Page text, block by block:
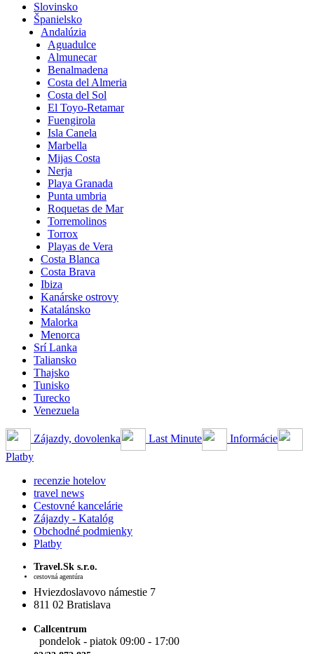
Slovinsko
Španielsko
Andalúzia
Aguadulce
Almunecar
Benalmadena
Costa del Almeria
Costa del Sol
El Toyo-Retamar
Fuengirola
Isla Canela
Marbella
Mijas Costa
Nerja
Playa Granada
Punta umbria
Roquetas de Mar
Torremolinos
Torrox
Playas de Vera
Costa Blanca
Costa Brava
Ibiza
Kanárske ostrovy
Katalánsko
Malorka
Menorca
Srí Lanka
Taliansko
Thajsko
Tunisko
Turecko
Venezuela
Zájazdy, dovolenka Last Minute
Informácie
Platby
recenzie hotelov
travel news
Cestovné kancelárie
Zájazdy - Katalóg
Obchodné podmienky
Platby
Travel.Sk s.r.o.
cestovná agentúra
Hviezdoslavovo námestie 7
811 02 Bratislava
Callcentrum
pondelok - piatok 09:00 - 17:00